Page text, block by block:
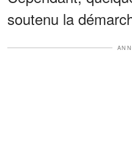
soutenu la